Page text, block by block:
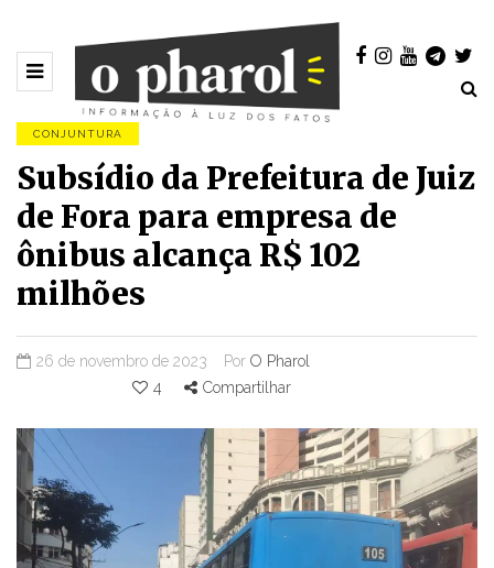
CONJUNTURA
Subsídio da Prefeitura de Juiz
de Fora para empresa de
ônibus alcança R$ 102
milhões
26 de novembro de 2023 Por O Pharol
4
Compartilhar